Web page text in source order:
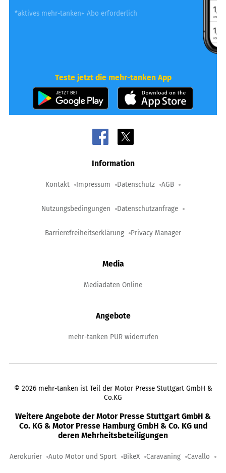
*aktives mehr-tanken+ Abo erforderlich
Teste jetzt die mehr-tanken App
Information
Kontakt Impressum Datenschutz AGB
Nutzungsbedingungen Datenschutzanfrage
Barrierefreiheitserklärung Privacy Manager
Media
Mediadaten Online
Angebote
mehr-tanken PUR widerrufen
© 2026 mehr-tanken ist Teil der Motor Presse Stuttgart GmbH &
Co.KG
Weitere Angebote der Motor Presse Stuttgart GmbH &
Co. KG & Motor Presse Hamburg GmbH & Co. KG und
deren Mehrheitsbeteiligungen
Aerokurier Auto Motor und Sport BikeX Caravaning Cavallo